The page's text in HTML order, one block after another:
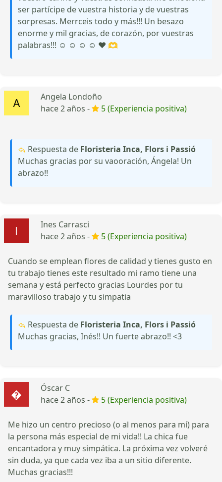
ser partícipe de vuestra historia y de vuestras
sorpresas. Merrceis todo y más!!! Un besazo
enorme y mil gracias, de corazón, por vuestras
palabras!!! ☺️ ☺️ ☺️ ☺️ ❤️ 🫶
Angela Londoño
hace 2 años -
5 (Experiencia positiva)
Respuesta de Floristeria Inca, Flors i Passió
Muchas gracias por su vaooración, Ángela! Un
abrazo!!
Ines Carrasci
hace 2 años -
5 (Experiencia positiva)
Cuando se emplean flores de calidad y tienes gusto en
tu trabajo tienes este resultado mi ramo tiene una
semana y está perfecto gracias Lourdes por tu
maravilloso trabajo y tu simpatia
Respuesta de Floristeria Inca, Flors i Passió
Muchas gracias, Inés!! Un fuerte abrazo!! <3
Óscar C
hace 2 años -
5 (Experiencia positiva)
Me hizo un centro precioso (o al menos para mí) para
la persona más especial de mi vida!! La chica fue
encantadora y muy simpática. La próxima vez volveré
sin duda, ya que cada vez iba a un sitio diferente.
Muchas gracias!!!